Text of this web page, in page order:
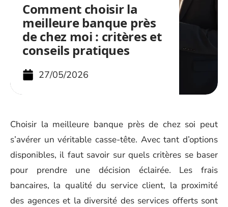
Comment choisir la
meilleure banque près
de chez moi : critères et
conseils pratiques
27/05/2026
Choisir la meilleure banque près de chez soi peut
s’avérer un véritable casse-tête. Avec tant d’options
disponibles, il faut savoir sur quels critères se baser
pour prendre une décision éclairée. Les frais
bancaires, la qualité du service client, la proximité
des agences et la diversité des services offerts sont